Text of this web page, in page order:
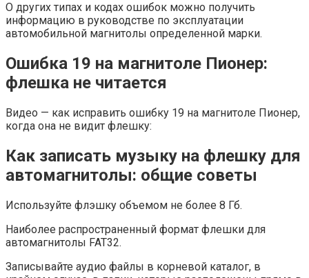
О других типах и кодах ошибок можно получить
информацию в руководстве по эксплуатации
автомобильной магнитолы определенной марки.
Ошибка 19 на магнитоле Пионер:
флешка не читается
Видео — как исправить ошибку 19 на магнитоле Пионер,
когда она не видит флешку:
Как записать музыку на флешку для
автомагнитолы: общие советы
Используйте флэшку объемом не более 8 Гб.
Наиболее распространенный формат флешки для
автомагнитолы FAT32.
Записывайте аудио файлы в корневой каталог, в